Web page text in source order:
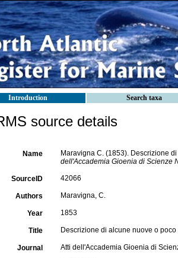
Introduction Search taxa
source details
Name
Maravigna C. (1853). Descrizione
dell'Accademia Gioenia di Scienze
SourceID 42066
Authors Maravigna, C.
Year 1853
Title Descrizione di alcune nuove o
Journal Atti dell'Accademia Gioenia di